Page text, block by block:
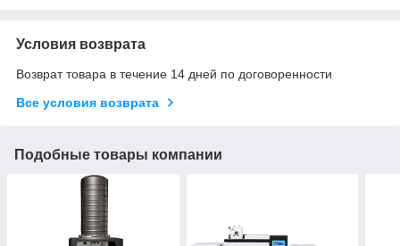
Условия возврата
Возврат товара в течение 14 дней по договоренности
Все условия возврата
Подобные товары компании